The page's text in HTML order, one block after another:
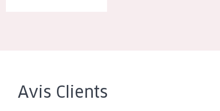
TYPE DE PEAU
Avis Clients